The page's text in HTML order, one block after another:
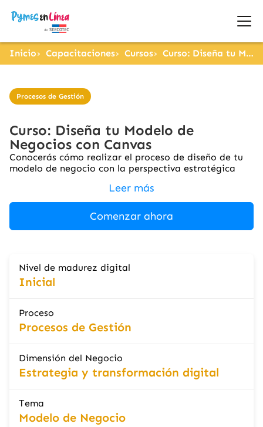
Inicio Capacitaciones Cursos Curso: Diseña tu Modelo de Negocios con Canvas
Procesos de Gestión
Curso: Diseña tu Modelo de
Negocios con Canvas
Conocerás cómo realizar el proceso de diseño de tu
modelo de negocio con la perspectiva estratégica
Leer más
Comenzar ahora
Nivel de madurez digital
Inicial
Proceso
Procesos de Gestión
Dimensión del Negocio
Estrategia y transformación digital
Tema
Modelo de Negocio